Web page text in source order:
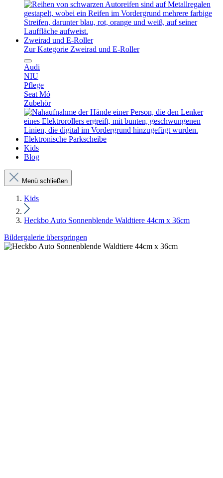
Zweirad und E-Roller
Zur Kategorie Zweirad und E-Roller
Audi
NIU
Pflege
Seat Mó
Zubehör
Elektronische Parkscheibe
Kids
Blog
Menü schließen
Kids
Heckbo Auto Sonnenblende Waldtiere 44cm x 36cm
Bildergalerie überspringen